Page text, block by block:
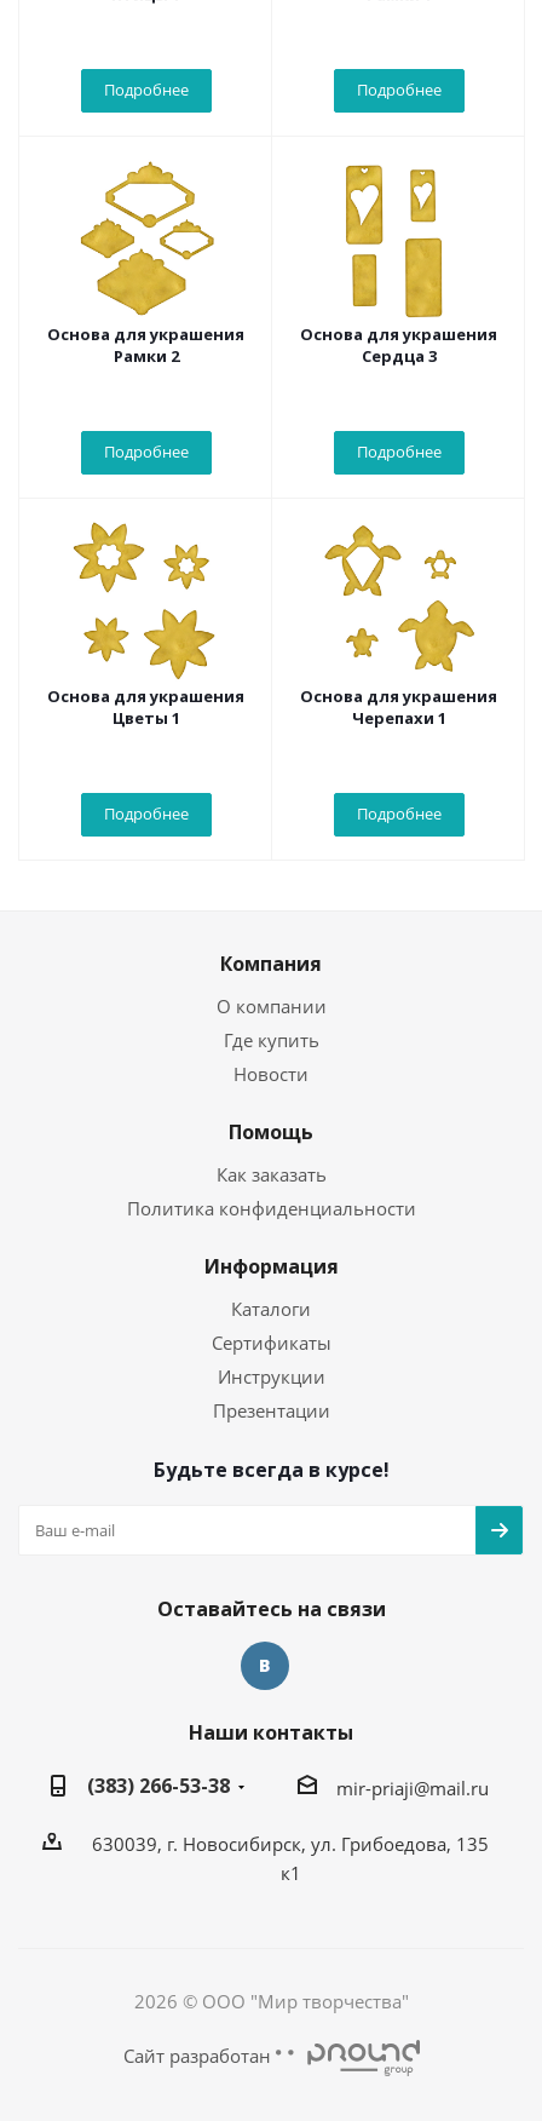
Подробнее Подробнее
Основа для украшения
Рамки 2
Подробнее
Основа для украшения
Сердца 3
Подробнее
Основа для украшения
Цветы 1
Подробнее
Основа для украшения
Черепахи 1
Подробнее
Компания
О компании
Где купить
Новости
Помощь
Как заказать
Политика конфиденциальности
Информация
Каталоги
Сертификаты
Инструкции
Презентации
Будьте всегда в курсе!
Оставайтесь на связи
Наши контакты
(383) 266-53-38
mir-priaji@mail.ru
630039, г. Новосибирск, ул. Грибоедова, 135
к1
2026 © ООО "Мир творчества"
Сайт разработан